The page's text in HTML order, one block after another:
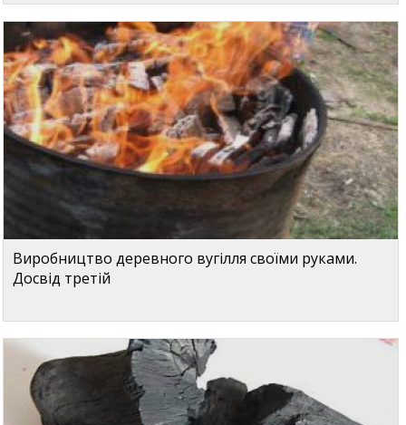
Виробництво деревного вугілля своїми руками.
Досвід третій